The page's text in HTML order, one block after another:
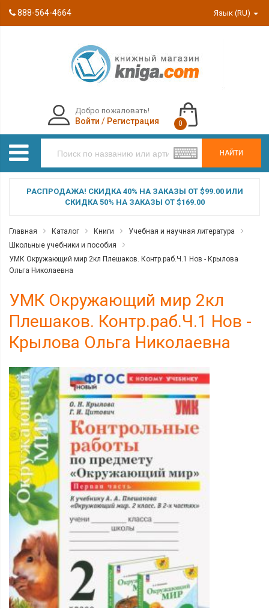
888-564-4664 Язык (RU)
НАЙТИ
Добро пожаловать!
Войти / Регистрация 0
РАСПРОДАЖА! СКИДКА 40% НА ЗАКАЗЫ ОТ $99.00 ИЛИ
СКИДКА 50% НА ЗАКАЗЫ ОТ $169.00
Главная Каталог Книги
Учебная и научная литература
Школьные учебники и пособия
УМК Окружающий мир 2кл Плешаков. Контр.раб.Ч.1 Нов - Крылова
Ольга Николаевна
УМК Окружающий мир 2кл
Плешаков. Контр.раб.Ч.1 Нов -
Крылова Ольга Николаевна